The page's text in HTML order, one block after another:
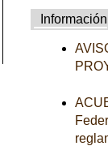
Información